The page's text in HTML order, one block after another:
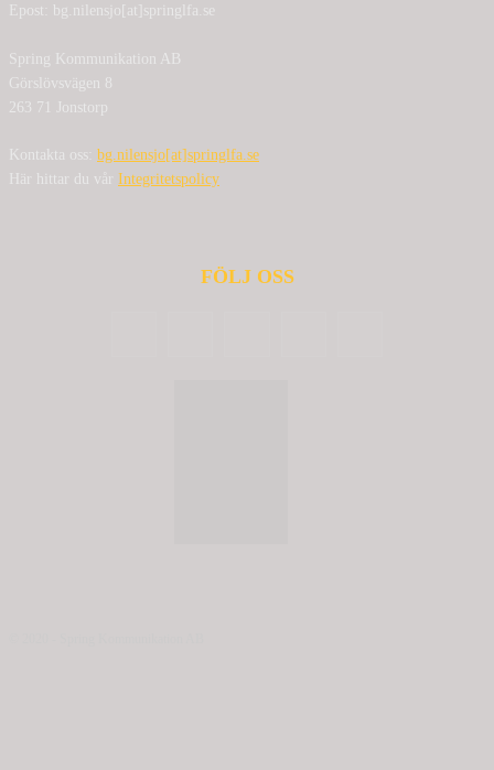
Epost: bg.nilensjo[at]springlfa.se
Spring Kommunikation AB
Görslövsvägen 8
263 71 Jonstorp
Kontakta oss: bg.nilensjo[at]springlfa.se
Här hittar du vår Integritetspolicy
FÖLJ OSS